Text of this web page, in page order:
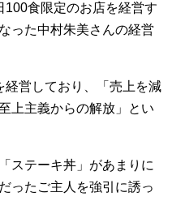
100食限定のお店を経営す
った中村朱美さんの経営
営しており、「売上を減
上主義からの解放」とい
ステーキ丼」があまりに
ったご主人を強引に誘っ